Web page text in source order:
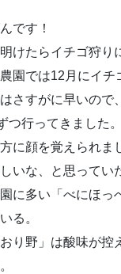
です！
けたらイチゴ狩り
園では12月にイチ
さすがに早いので
つ行ってきました
に顔を覚えられま
いな、と思ってい
に多い「べにほ
る。
おり野」は酸味が